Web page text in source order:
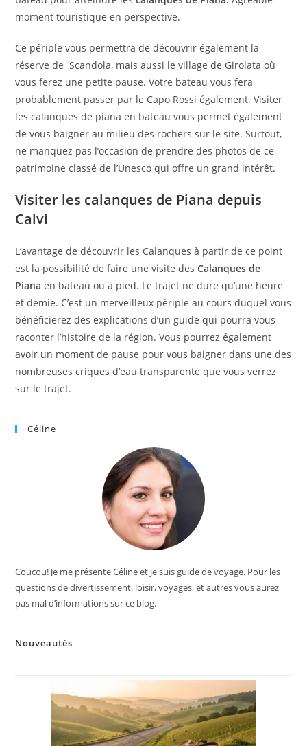
moment touristique en perspective.
Ce périple vous permettra de découvrir également la
réserve de Scandola, mais aussi le village de Girolata où
vous ferez une petite pause. Votre bateau vous fera
probablement passer par le Capo Rossi également. Visiter
les calanques de piana en bateau vous permet également
de vous baigner au milieu des rochers sur le site. Surtout,
ne manquez pas l’occasion de prendre des photos de ce
patrimoine classé de l’Unesco qui offre un grand intérêt.
Visiter les calanques de Piana depuis
Calvi
L’avantage de découvrir les Calanques à partir de ce point
est la possibilité de faire une visite des Calanques de
Pianaen bateau ou à pied. Le trajet ne dure qu’une heure
et demie. C’est un merveilleux périple au cours duquel vous
bénéficierez des explications d’un guide qui pourra vous
raconter l’histoire de la région. Vous pourrez également
avoir un moment de pause pour vous baigner dans une des
nombreuses criques d’eau transparente que vous verrez
sur le trajet.
Céline
Coucou! Je me présente Céline et je suis guide de voyage. Pour les
questions de divertissement, loisir, voyages, et autres vous aurez
pas mal d’informations sur ce blog.
Nouveautés